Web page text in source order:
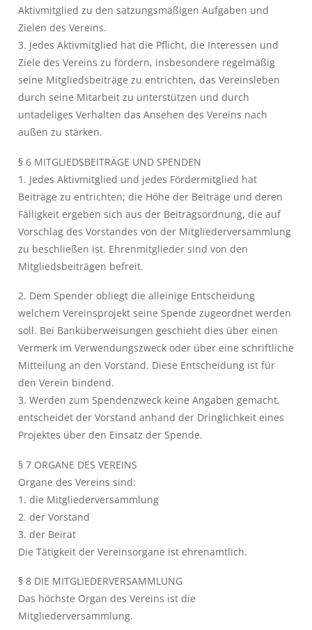
Aktivmitglied zu den satzungsmäßigen Aufgaben und
Zielen des Vereins.
3. Jedes Aktivmitglied hat die Pflicht, die Interessen und
Ziele des Vereins zu fördern, insbesondere regelmäßig
seine Mitgliedsbeiträge zu entrichten, das Vereinsleben
durch seine Mitarbeit zu unterstützen und durch
untadeliges Verhalten das Ansehen des Vereins nach
außen zu stärken.
§ 6 MITGLIEDSBEITRÄGE UND SPENDEN
1. Jedes Aktivmitglied und jedes Fördermitglied hat
Beiträge zu entrichten; die Höhe der Beiträge und deren
Fälligkeit ergeben sich aus der Beitragsordnung, die auf
Vorschlag des Vorstandes von der Mitgliederversammlung
zu beschließen ist. Ehrenmitglieder sind von den
Mitgliedsbeiträgen befreit.
2. Dem Spender obliegt die alleinige Entscheidung
welchem Vereinsprojekt seine Spende zugeordnet werden
soll. Bei Banküberweisungen geschieht dies über einen
Vermerk im Verwendungszweck oder über eine schriftliche
Mitteilung an den Vorstand. Diese Entscheidung ist für
den Verein bindend.
3. Werden zum Spendenzweck keine Angaben gemacht,
entscheidet der Vorstand anhand der Dringlichkeit eines
Projektes über den Einsatz der Spende.
§ 7 ORGANE DES VEREINS
Organe des Vereins sind:
1. die Mitgliederversammlung
2. der Vorstand
3. der Beirat
Die Tätigkeit der Vereinsorgane ist ehrenamtlich.
§ 8 DIE MITGLIEDERVERSAMMLUNG
Das höchste Organ des Vereins ist die
Mitgliederversammlung.